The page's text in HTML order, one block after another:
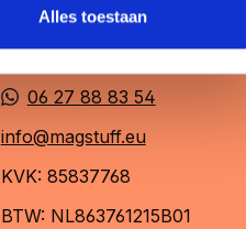
Alles toestaan
Emopad 74
06 27 88 83 54
info@magstuff.eu
KVK: 85837768
BTW: NL863761215B01